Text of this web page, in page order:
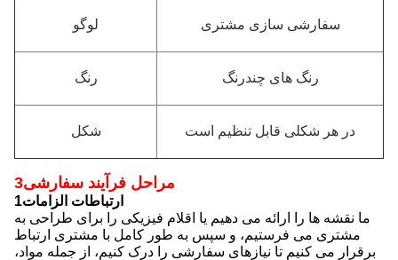
لوگو سفارشی سازی مشتری
رنگ رنگ های چندرنگ
شکل در هر شکلی قابل تنظیم است
3مراحل فرآیند سفارشی
1ارتباطات الزامات
ما نقشه ها را ارائه می دهیم یا اقلام فیزیکی را برای طراحی به
مشتری می فرستیم، و سپس به طور کامل با مشتری ارتباط
برقرار می کنیم تا نیازهای سفارشی را درک کنیم، از جمله مواد،